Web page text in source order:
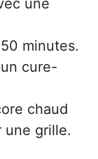
une
minutes.
cure-
chaud
une grille.